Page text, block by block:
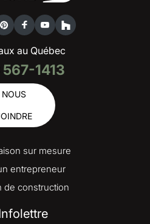
au Québec
567-1413
NOUS
sur mesure
entrepreneur
de construction